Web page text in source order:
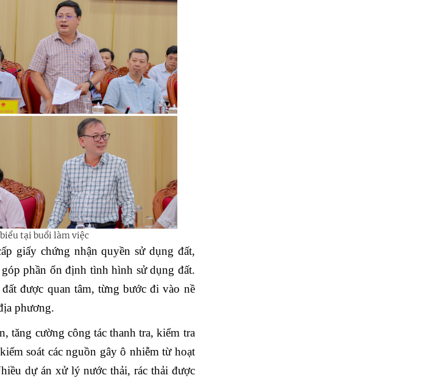
tại buổi làm việc
giấy chứng nhận quyền sử dụng đất,
phần ổn định tình hình sử dụng đất.
được quan tâm, từng bước đi vào nề
phương.
tăng cường công tác thanh tra, kiểm tra
soát các nguồn gây ô nhiễm từ hoạt
dự án xử lý nước thải, rác thải được